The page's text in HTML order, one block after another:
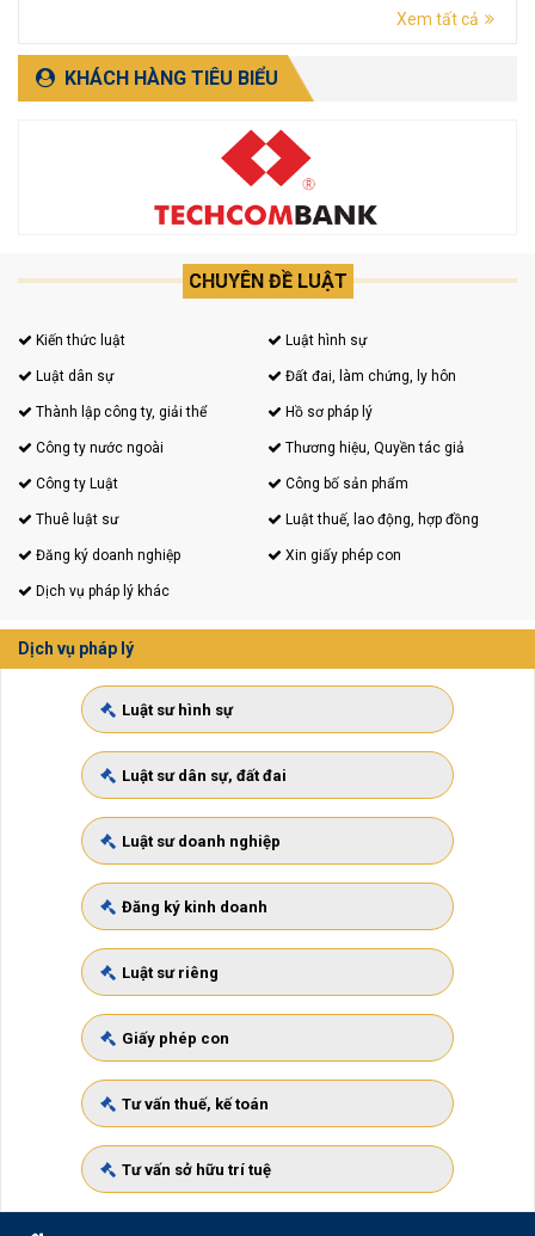
Dịch vụ Luật sư uy tín tại LÂM ĐỒNG (LÂM ĐỒNG, ĐẮK
NÔNG, BÌNH THUẬN).
Xem tất cả
KHÁCH HÀNG TIÊU BIỂU
CHUYÊN ĐỀ LUẬT
Kiến thức luật Luật hình sự
Luật dân sự Đất đai, làm chứng, ly hôn
Thành lập công ty, giải thể Hồ sơ pháp lý
Công ty nước ngoài Thương hiệu, Quyền tác giả
Công ty Luật Công bố sản phẩm
Thuê luật sư Luật thuế, lao động, hợp đồng
Đăng ký doanh nghiệp Xin giấy phép con
Dịch vụ pháp lý khác
Dịch vụ pháp lý
Luật sư hình sự
Luật sư dân sự, đất đai
Luật sư doanh nghiệp
Đăng ký kinh doanh
Luật sư riêng
Giấy phép con
Tư vấn thuế, kế toán
Tư vấn sở hữu trí tuệ